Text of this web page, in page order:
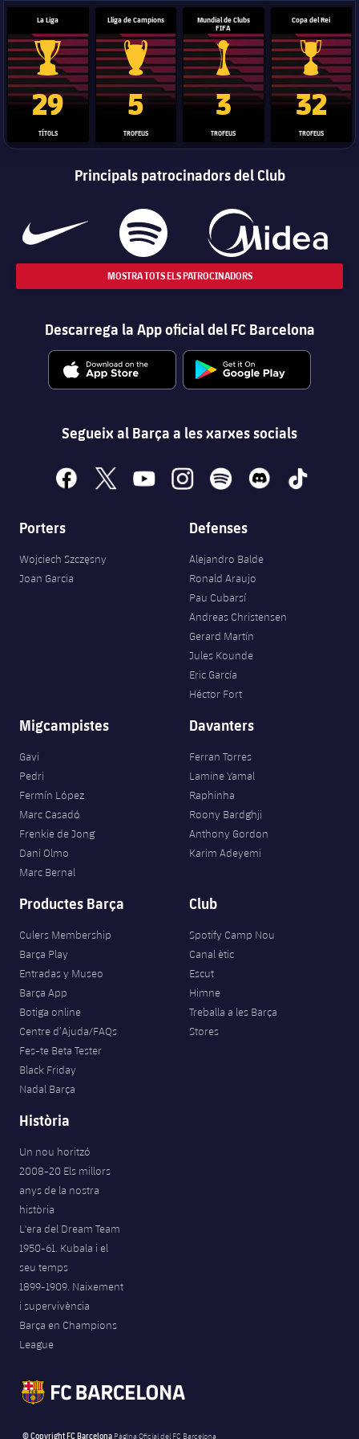
La Liga
Trofeu de la Liga
29
TÍTOLS
Lliga de Campions
Trofeu de la Lliga de Campions
5
TROFEUS
Mundial de Clubs
FIFA
Trofeu del Mundial de Clubs
3
TROFEUS
Copa del Rei
Copa del
32
TROFEUS
Principals patrocinadors del Club
MOSTRA TOTS ELS PATROCINADORS
Descarrega la App oficial del FC Barcelona
Segueix al Barça a les xarxes socials
facebook
x youtubeinstagramspotify discord tiktok
Porters
Wojciech Szczęsny
Joan Garcia
Defenses
Alejandro Balde
Ronald Araujo
Pau Cubarsí
Andreas Christensen
Gerard Martín
Jules Kounde
Eric García
Héctor Fort
Migcampistes
Gavi
Pedri
Fermín López
Marc Casadó
Frenkie de Jong
Dani Olmo
Marc Bernal
Davanters
Ferran Torres
Lamine Yamal
Raphinha
Roony Bardghji
Anthony Gordon
Karim Adeyemi
Productes Barça
Culers Membership
Barça Play
Entradas y Museo
Barça App
Botiga online
Centre d’Ajuda/FAQs
Fes-te Beta Tester
Black Friday
Nadal Barça
Club
Spotify Camp Nou
Canal ètic
Escut
Himne
Treballa a les Barça
Stores
Història
Un nou horitzó
2008-20 Els millors
anys de la nostra
història
L'era del Dream Team
1950-61. Kubala i el
seu temps
1899-1909. Naixement
i supervivència
Barça en Champions
League
© Copyright FC Barcelona Pàgina Oficial del FC Barcelona